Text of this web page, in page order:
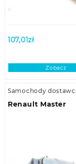
107,01zł
Zobacz
Samochody
Renault Master